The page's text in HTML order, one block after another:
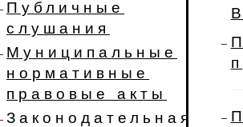
Публичные
слушания
Муниципальные
нормативные
правовые акты
Законодательная